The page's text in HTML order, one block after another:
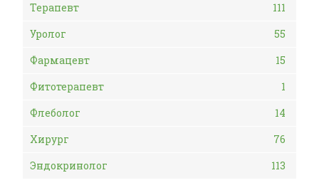
Терапевт
111
Уролог
55
Фармацевт
15
Фитотерапевт
1
Флеболог
14
Хирург
76
Эндокринолог
113